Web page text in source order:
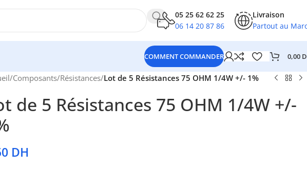
05 25 62 62 25
06 14 20 87 86
Livraison
Partout au
COMMENT COMMANDER 0,00
/Composants/Résistances/Lot de 5 Résistances 75 OHM 1/4W +/- 1%
de 5 Résistances 75 OHM 1/4W +/-
DH